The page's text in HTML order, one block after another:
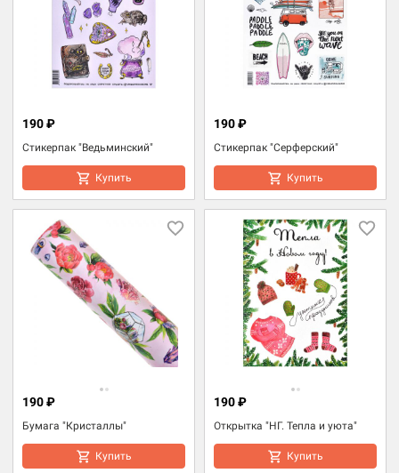
Стикерпак "Ведьминский"
190 ₽
Купить
Стикерпак "Серферский"
190 ₽
Купить
Бумага "Кристаллы"
190 ₽
Купить
Открытка "НГ. Тепла и уюта"
190 ₽
Купить